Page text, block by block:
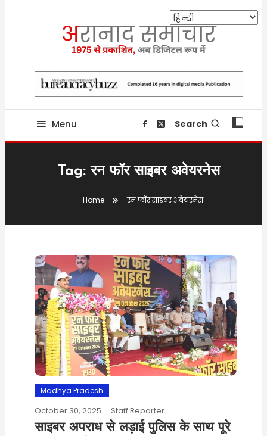
aranaadsamachar.in
Providing state related news since 1975
Menu Search
Tag:रन फॉर साइबर अवेयरनेस
Home रन फॉर साइबर अवेयरनेस
Madhya Pradesh
October 30, 2025 Staff Reporter
साइबर अपराध से लड़ाई पुलिस के साथ पूरे